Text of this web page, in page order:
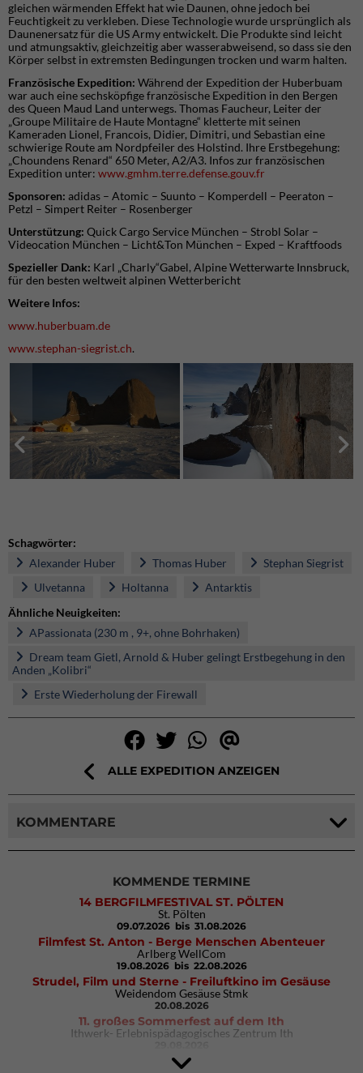
gleichen wärmenden Effekt hat wie Daunen, ohne jedoch bei
Feuchtigkeit zu verkleben. Diese Technologie wurde ursprünglich als
Daunenersatz für die US Army entwickelt. Die Produkte sind leicht
und atmungsaktiv, gleichzeitig aber wasserabweisend, so dass sie den
Körper selbst in extremsten Bedingungen trocken und warm halten.
Französische Expedition: Während der Expedition der Huberbuam
war auch eine sechsköpfige französische Expedition in den Bergen
des Queen Maud Land unterwegs. Thomas Faucheur, Leiter der
„Groupe Militaire de Haute Montagne“ kletterte mit seinen
Kameraden Lionel, Francois, Didier, Dimitri, und Sebastian eine
schwierige Route am Nordpfeiler des Holstind. Ihre Erstbegehung:
„Choundens Renard“ 650 Meter, A2/A3. Infos zur französischen
Expedition unter: www.gmhm.terre.defense.gouv.fr
Sponsoren: adidas – Atomic – Suunto – Komperdell – Peeraton –
Petzl – Simpert Reiter – Rosenberger
Unterstützung: Quick Cargo Service München – Strobl Solar –
Videocation München – Licht&Ton München – Exped – Kraftfoods
Spezieller Dank: Karl „Charly“Gabel, Alpine Wetterwarte Innsbruck,
für den besten weltweit alpinen Wetterbericht
Weitere Infos:
www.huberbuam.de
www.stephan-siegrist.ch.
Schagwörter:
Alexander Huber
Thomas Huber
Stephan Siegrist
Ulvetanna
Holtanna
Antarktis
Ähnliche Neuigkeiten:
APassionata (230 m , 9+, ohne Bohrhaken)
Dream team Gietl, Arnold & Huber gelingt Erstbegehung in den
Anden „Kolibri“
Erste Wiederholung der Firewall
ALLE EXPEDITION ANZEIGEN
KOMMENTARE
KOMMENDE TERMINE
14 BERGFILMFESTIVAL ST. PÖLTEN
St. Pölten
09.07.2026 bis 31.08.2026
Filmfest St. Anton - Berge Menschen Abenteuer
Arlberg WellCom
19.08.2026 bis 22.08.2026
Strudel, Film und Sterne - Freiluftkino im Gesäuse
Weidendom Gesäuse Stmk
20.08.2026
11. großes Sommerfest auf dem Ith
Ithwerk- Erlebnispädagogisches Zentrum Ith
4Blocs KIDS 2026
DAV Kletter- & Boulderzentrum München Süd (Thalkirchen)